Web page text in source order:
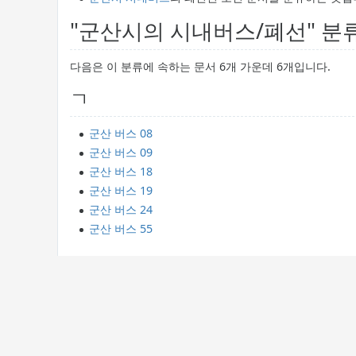
"군산시의 시내버스/폐선" 분
다음은 이 분류에 속하는 문서 6개 가운데 6개입니다.
ㄱ
군산 버스 08
군산 버스 09
군산 버스 18
군산 버스 19
군산 버스 24
군산 버스 55